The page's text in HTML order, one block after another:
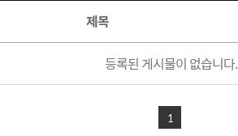
제목
등록된 게시물이 없습니다.
1